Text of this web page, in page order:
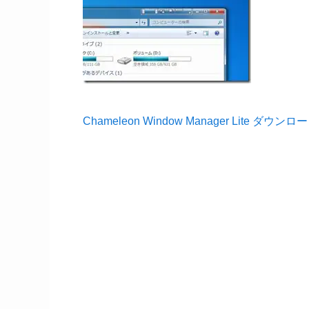
Chameleon Window Manager Lite ダウンロ